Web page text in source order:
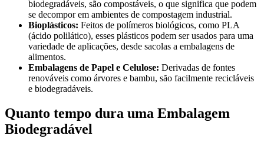
biodegradáveis, são compostáveis, o que significa que podem
se decompor em ambientes de compostagem industrial.
Bioplásticos: Feitos de polímeros biológicos, como PLA
(ácido polilático), esses plásticos podem ser usados para uma
variedade de aplicações, desde sacolas a embalagens de
alimentos.
Embalagens de Papel e Celulose: Derivadas de fontes
renováveis como árvores e bambu, são facilmente recicláveis
e biodegradáveis.
Quanto tempo dura uma Embalagem
Biodegradável